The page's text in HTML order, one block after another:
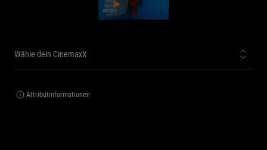
Wähle dein CinemaxX
Attributinformationen